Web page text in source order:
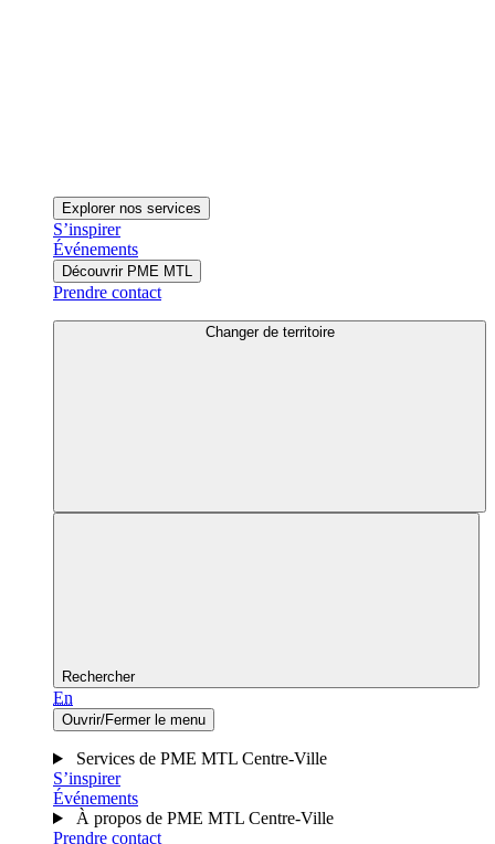
Explorer nos services
S’inspirer
Événements
Découvrir PME MTL
Prendre contact
Changer de territoire
Rechercher
En
Ouvrir/Fermer le menu
Services de PME MTL Centre-Ville
S’inspirer
Événements
À propos de PME MTL Centre-Ville
Prendre contact